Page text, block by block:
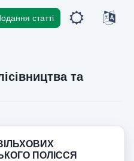
статті
та
ПОЛІССЯ